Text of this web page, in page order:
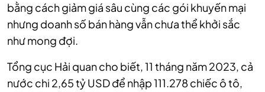
bằng cách giảm giá sâu cùng các gói khuyến mại
nhưng doanh số bán hàng vẫn chưa thể khởi sắc
như mong đợi.
Tổng cục Hải quan cho biết, 11 tháng năm 2023, cả
nước chi 2,65 tỷ USD để nhập 111.278 chiếc ô tô,